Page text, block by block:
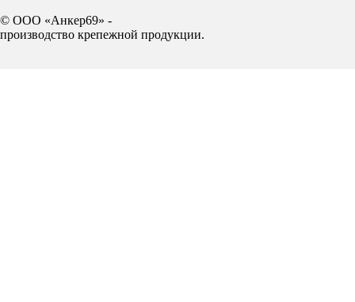
© ООО «Анкер69» -
производство крепежной продукции.